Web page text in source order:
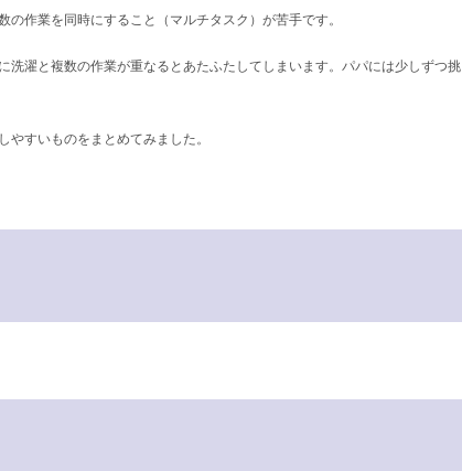
作業を同時にすること（マルチタスク）が苦手です。
洗濯と複数の作業が重なるとあたふたしてしまいます。パパには少しずつ挑
すいものをまとめてみました。